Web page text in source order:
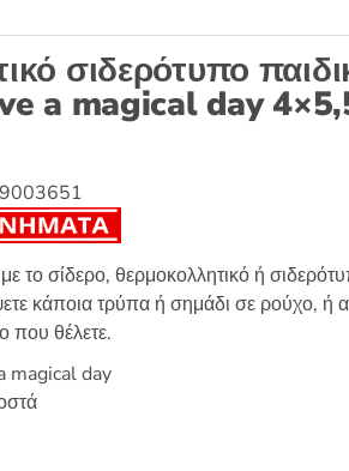
σιδερότυπο
a magical day
το σίδερο, θερμοκολλητικό ή
κάποια τρύπα ή σημάδι σε ρούχο, ή
που θέλετε.
magical day